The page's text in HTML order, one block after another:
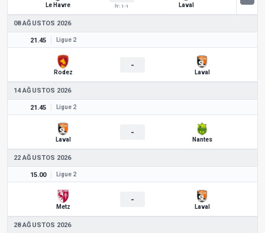
Le Havre İY: 1-1 Laval
08 AĞUSTOS 2026
21.45 Ligue 2
Rodez
-
Laval
14 AĞUSTOS 2026
21.45 Ligue 2
Laval
-
Nantes
22 AĞUSTOS 2026
15.00 Ligue 2
Metz
-
Laval
28 AĞUSTOS 2026